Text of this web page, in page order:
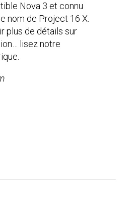
Nova 3 et connu
nom de Project 16 X.
plus de détails sur
lisez notre